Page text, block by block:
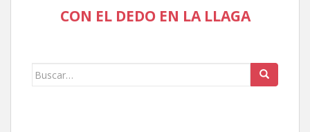
CON EL DEDO EN LA LLAGA
Buscar: